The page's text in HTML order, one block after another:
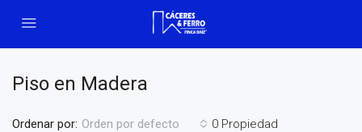
Piso en Madera
0 Propiedad
Ordenar por: Orden por defecto